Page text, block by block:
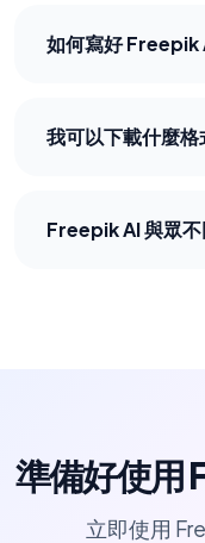
如何寫好 Freepik
圍和構圖。
我可以下載什麼格
Freepik AI 與眾不
準備好使用
立即使用